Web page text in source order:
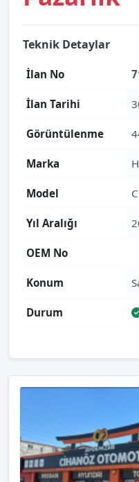
Teknik Detaylar
İlan No
İlan Tarihi
Görüntülenme
Marka
Model
Yıl Aralığı
OEM No
Konum
Durum